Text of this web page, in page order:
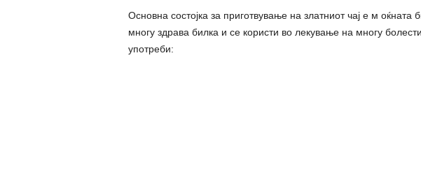
Основна состојка за приготвување на златниот чај е м оќната
многу здрава билка и се користи во лекување на многу
употреби: